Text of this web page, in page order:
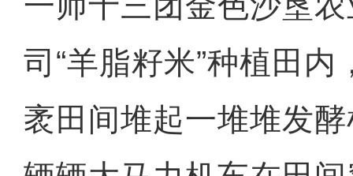
司“羊脂籽米”种植田
袤田间堆起一堆堆发